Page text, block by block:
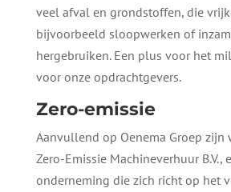
veel afval en grondstoffen, die
bijvoorbeeld sloopwerken of
hergebruiken. Een plus voor het
voor onze opdrachtgevers.
Zero-emissie
Aanvullend op Oenema Groep
Zero-Emissie Machineverhuur B.V.,
onderneming die zich richt op het